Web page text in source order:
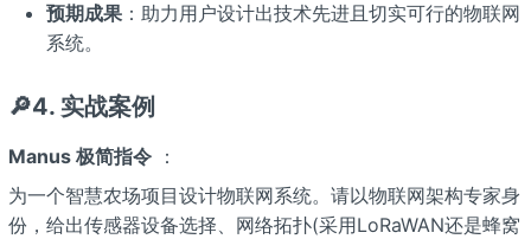
预期成果：助力用户设计出技术先进且切实可行的物联网
系统。
🔎4. 实战案例
Manus 极简指令：
为一个智慧农场项目设计物联网系统。请以物联网架构专家身
份，给出传感器设备选择、网络拓扑(采用LoRaWAN还是蜂窝